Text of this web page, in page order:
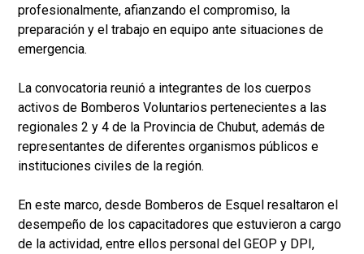
profesionalmente, afianzando el compromiso, la
preparación y el trabajo en equipo ante situaciones de
emergencia.
La convocatoria reunió a integrantes de los cuerpos
activos de Bomberos Voluntarios pertenecientes a las
regionales 2 y 4 de la Provincia de Chubut, además de
representantes de diferentes organismos públicos e
instituciones civiles de la región.
En este marco, desde Bomberos de Esquel resaltaron el
desempeño de los capacitadores que estuvieron a cargo
de la actividad, entre ellos personal del GEOP y DPI,